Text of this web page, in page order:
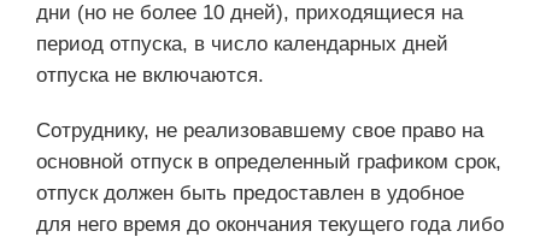
дни (но не более 10 дней), приходящиеся на
период отпуска, в число календарных дней
отпуска не включаются.
Сотруднику, не реализовавшему свое право на
основной отпуск в определенный графиком срок,
отпуск должен быть предоставлен в удобное
для него время до окончания текущего года либо